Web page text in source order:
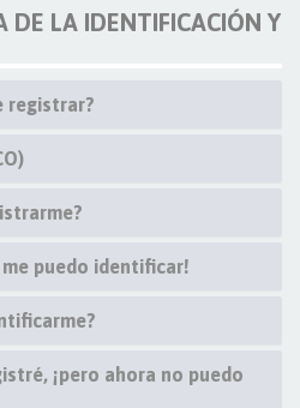
DE LA IDENTIFICACIÓN Y
registrar?
puedo identificar!
¡pero ahora no puedo